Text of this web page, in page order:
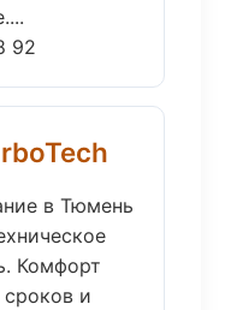
92
в Тюмень
Комфорт
сроков и